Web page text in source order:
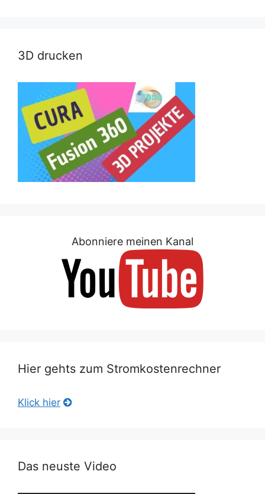
3D drucken
Abonniere meinen Kanal
Hier gehts zum Stromkostenrechner
Klick hier
Das neuste Video